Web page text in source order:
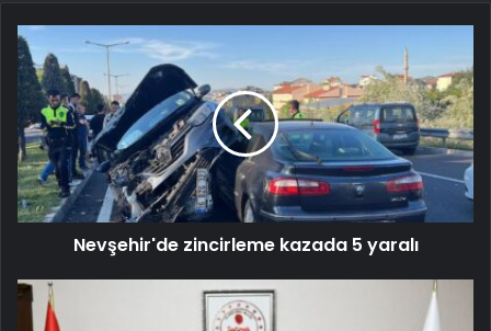
Nevşehir'de zincirleme kazada 5 yaralı